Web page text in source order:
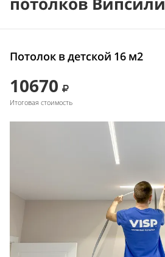
Потолок в детской 16 м2
10670
Итоговая стоимость